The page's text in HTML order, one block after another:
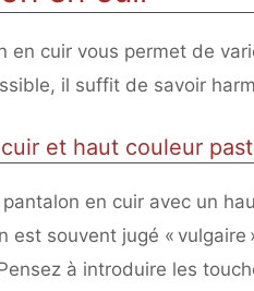
en cuir vous permet de
il suffit de savoir
et haut couleur
en cuir avec un
est souvent jugé «
à introduire les